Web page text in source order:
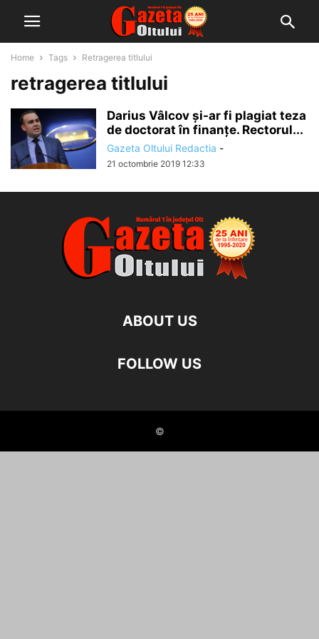
Home Tags Retragerea titlului
retragerea titlului
Darius Vâlcov și-ar fi plagiat teza
de doctorat în finanțe. Rectorul...
Gazeta Oltului Redactia -
21 octombrie 2019 12:33
ABOUT US
FOLLOW US
©